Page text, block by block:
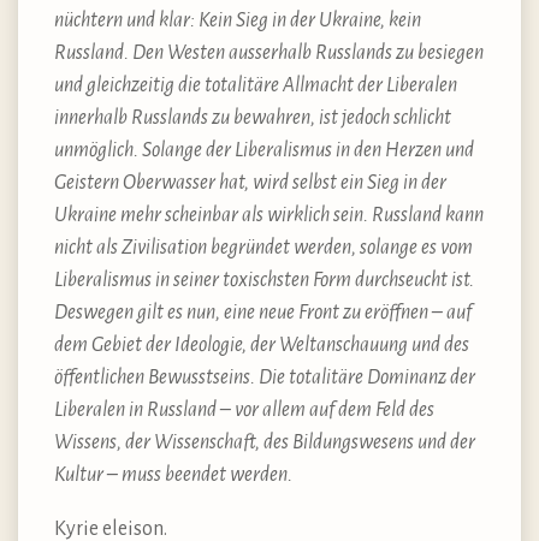
nüchtern und klar: Kein Sieg in der Ukraine, kein
Russland. Den Westen ausserhalb Russlands zu besiegen
und gleichzeitig die totalitäre Allmacht der Liberalen
innerhalb Russlands zu bewahren, ist jedoch schlicht
unmöglich. Solange der Liberalismus in den Herzen und
Geistern Oberwasser hat, wird selbst ein Sieg in der
Ukraine mehr scheinbar als wirklich sein. Russland kann
nicht als Zivilisation begründet werden, solange es vom
Liberalismus in seiner toxischsten Form durchseucht ist.
Deswegen gilt es nun, eine neue Front zu eröffnen – auf
dem Gebiet der Ideologie, der Weltanschauung und des
öffentlichen Bewusstseins. Die totalitäre Dominanz der
Liberalen in Russland – vor allem auf dem Feld des
Wissens, der Wissenschaft, des Bildungswesens und der
Kultur – muss beendet werden.
Kyrie eleison.